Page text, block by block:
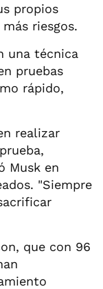
propios
riesgos.
una técnica
pruebas
rápido,
realizar
Musk en
"Siempre
que con 96